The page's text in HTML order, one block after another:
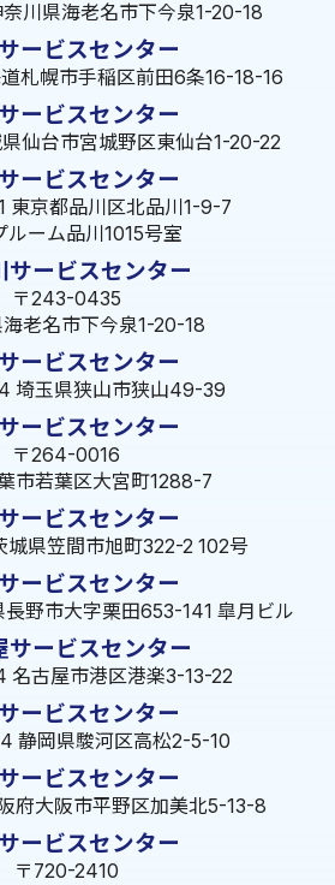
川県海老名市下今泉1-20-18
ービスセンター
札幌市手稲区前田6条16-18-16
ービスセンター
仙台市宮城野区東仙台1-20-22
ービスセンター
東京都品川区北品川1-9-7
ルーム品川1015号室
サービスセンター
〒243-0435
老名市下今泉1-20-18
ービスセンター
埼玉県狭山市狭山49-39
ービスセンター
〒264-0016
市若葉区大宮町1288-7
ービスセンター
城県笠間市旭町322-2 102号
ービスセンター
野市大字栗田653-141 皐月ビル
サービスセンター
名古屋市港区港楽3-13-22
ービスセンター
静岡県駿河区高松2-5-10
ービスセンター
府大阪市平野区加美北5-13-8
ービスセンター
〒720-2410